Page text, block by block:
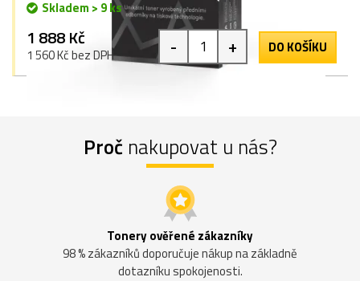
Skladem > 9 ks
1 888 Kč
1 560 Kč bez DPH - + DO KOŠÍKU
Proč nakupovat u nás?
Tonery ověřené zákazníky
98 % zákazníků doporučuje nákup na základně
dotazníku spokojenosti.